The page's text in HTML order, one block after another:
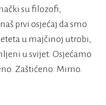
su filozofi,
prvi osjećaj da smo
u majčinoj utrobi,
u svijet. Osjećamo
Zaštićeno. Mirno.